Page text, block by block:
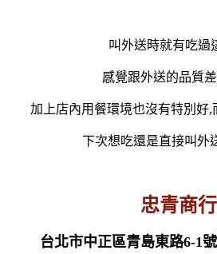
叫外送時就有吃過
感覺跟外送的品質
加上店內用餐環境也沒有特別好
下次想吃還是直接叫外
忠青商行
台北市中正區青島東路6-1